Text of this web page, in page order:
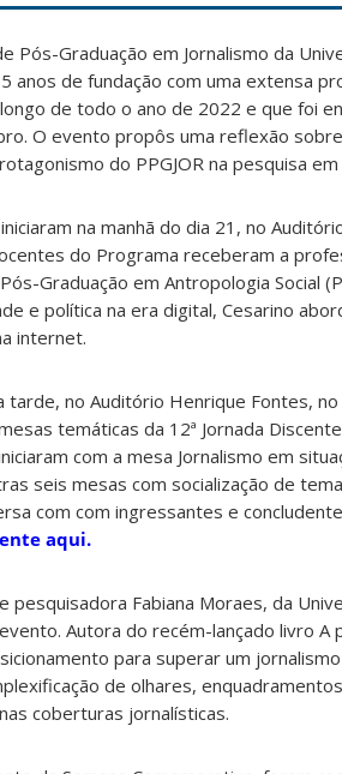
Pós-Graduação em Jornalismo da
anos de fundação com uma extensa
de todo o ano de 2022 e que foi
O evento propôs uma reflexão
do PPGJOR na pesquisa
na manhã do dia 21, no
do Programa receberam a
Graduação em Antropologia Social
e política na era digital, Cesarino
internet.
tarde, no Auditório Henrique Fontes,
temáticas da 12ª Jornada
com a mesa Jornalismo em
seis mesas com socialização de
com com ingressantes e
aqui.
pesquisadora Fabiana Moraes, da
Autora do recém-lançado livro
para superar um
de olhares,
coberturas jornalísticas.